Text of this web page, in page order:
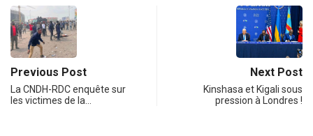
Previous Post
La CNDH-RDC enquête sur
les victimes de la…
Next Post
Kinshasa et Kigali sous
pression à Londres !